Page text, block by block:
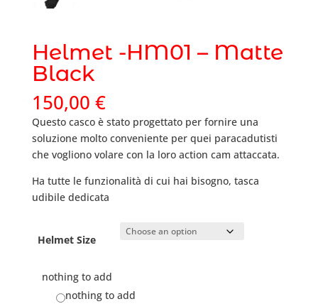
Helmet -HM01 – Matte
Black
150,00 €
Questo casco è stato progettato per fornire una
soluzione molto conveniente per quei paracadutisti
che vogliono volare con la loro action cam attaccata.
Ha tutte le funzionalità di cui hai bisogno, tasca
udibile dedicata
Helmet Size
nothing to add
nothing to add